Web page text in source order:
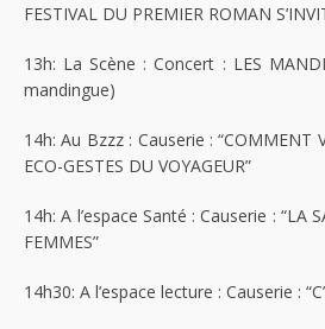
FESTIVAL DU PREMIER ROMAN
13h: La Scène : Concert : LES
mandingue)
14h: Au Bzzz : Causerie : “COMMENT
ECO-GESTES DU VOYAGEUR”
14h: A l’espace Santé : Causerie : “LA
FEMMES”
14h30: A l’espace lecture : Causerie :